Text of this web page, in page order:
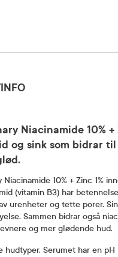
Niacinamide 10%
og sink som bidrar
Niacinamide 10% + Zinc 1%
(vitamin B3) har
urenheter og tette porer.
Sammen bidrar også
og mer glødende hud.
hudtyper. Serumet har en